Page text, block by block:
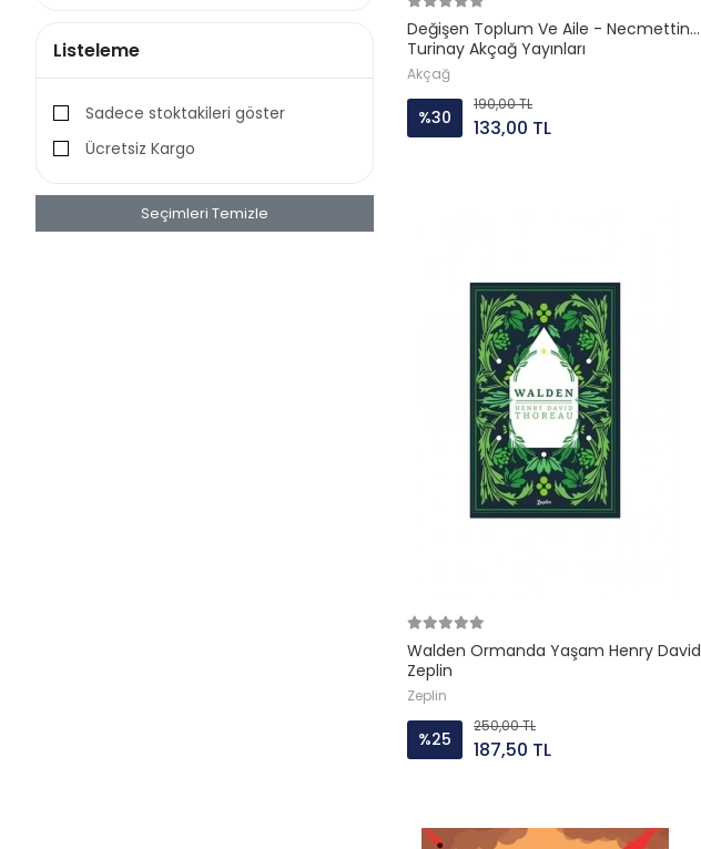
İş Bankasi Kültür
Keskin Color
KIRMIZI KEDİ
Listeleme
Sadece stoktakileri göster
Ücretsiz Kargo
Seçimleri Temizle
Değişen Toplum Ve Aile - Necmettin
Turinay Akçağ Yayınları
Akçağ
%30
190,00 TL
133,00 TL
Walden Ormanda Yaşam Henry David
Zeplin
Zeplin
%25
250,00 TL
187,50 TL